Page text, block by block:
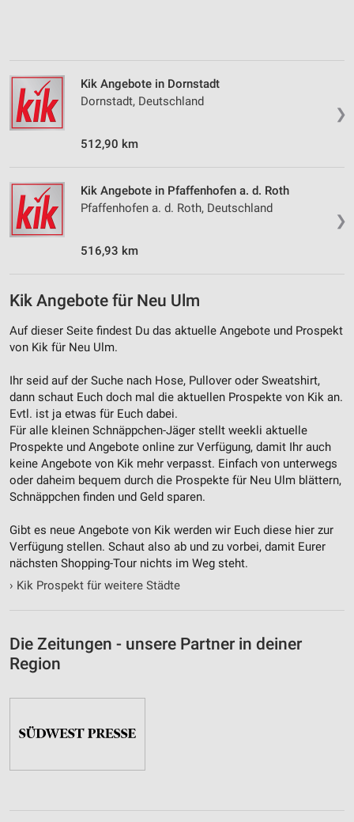
❯
Kik Angebote in Dornstadt
Dornstadt, Deutschland
512,90 km
❯
Kik Angebote in Pfaffenhofen a. d. Roth
Pfaffenhofen a. d. Roth, Deutschland
516,93 km
Kik Angebote für Neu Ulm
Auf dieser Seite findest Du das aktuelle Angebote und Prospekt
von Kik für Neu Ulm.
Ihr seid auf der Suche nach Hose, Pullover oder Sweatshirt,
dann schaut Euch doch mal die aktuellen Prospekte von Kik an.
Evtl. ist ja etwas für Euch dabei.
Für alle kleinen Schnäppchen-Jäger stellt weekli aktuelle
Prospekte und Angebote online zur Verfügung, damit Ihr auch
keine Angebote von Kik mehr verpasst. Einfach von unterwegs
oder daheim bequem durch die Prospekte für Neu Ulm blättern,
Schnäppchen finden und Geld sparen.
Gibt es neue Angebote von Kik werden wir Euch diese hier zur
Verfügung stellen. Schaut also ab und zu vorbei, damit Eurer
nächsten Shopping-Tour nichts im Weg steht.
› Kik Prospekt für weitere Städte
Die Zeitungen - unsere Partner in deiner
Region
Messung der Performance von Inhalten
Analyse von Zielgruppen durch Statistiken oder
Kombinationen von Daten aus verschiedenen
Entwicklung und Verbesserung der Angebote
Verwendung reduzierter Daten zur Auswahl von
Inhalten
IAB-Besonderheiten:
Informationen identifizieren
Nicht-IAB-Verarbeitungszwecke:
Notwendig
Performance
Funktional
Werbung